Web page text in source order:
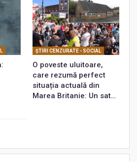
ŞTIRI CENZURATE - SOCIAL
O poveste uluitoare,
care rezumă perfect
situația actuală din
Marea Britanie: Un sat…